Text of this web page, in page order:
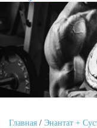
Главная / Энантат +